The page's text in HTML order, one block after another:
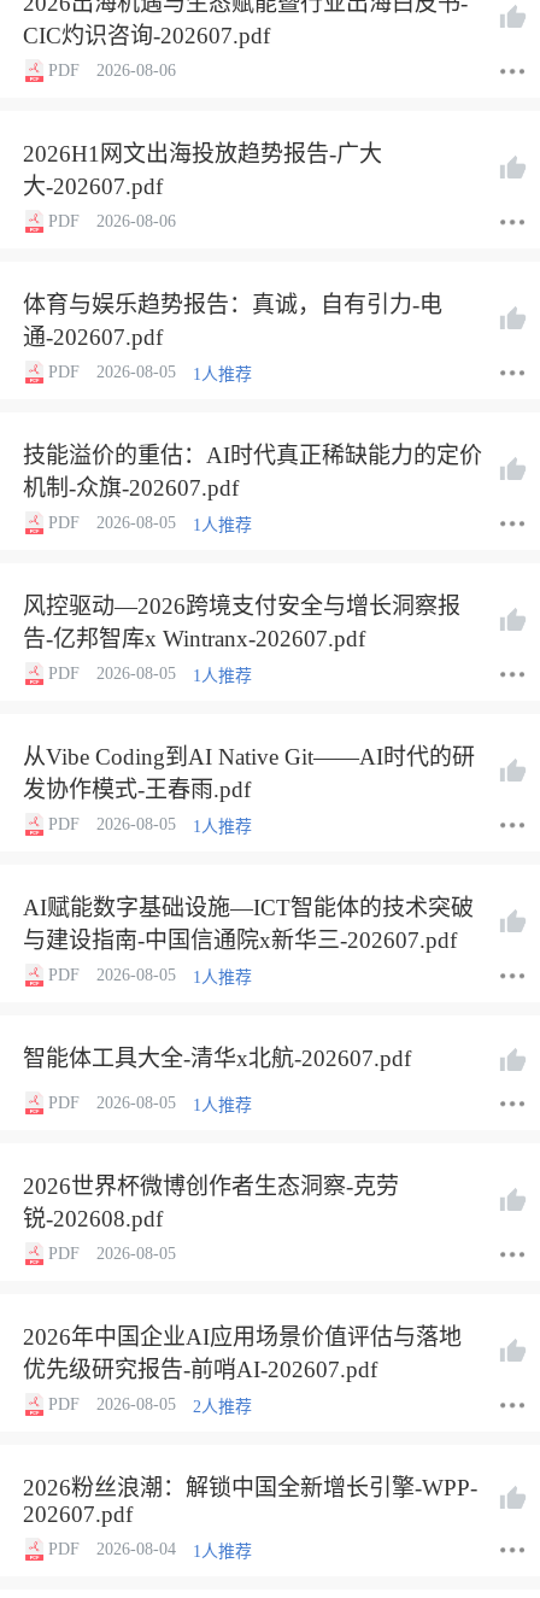
CIC灼识咨询-202607.pdf
PDF 2026-08-06
2026H1网文出海投放趋势报告-广大
大-202607.pdf
PDF 2026-08-06
体育与娱乐趋势报告：真诚，自有引力-电
通-202607.pdf
PDF 2026-08-05 1人推荐
技能溢价的重估：AI时代真正稀缺能力的定价
机制-众旗-202607.pdf
PDF 2026-08-05 1人推荐
风控驱动—2026跨境支付安全与增长洞察报
告-亿邦智库x Wintranx-202607.pdf
PDF 2026-08-05 1人推荐
从Vibe Coding到AI Native Git——AI时代的研
发协作模式-王春雨.pdf
PDF 2026-08-05 1人推荐
AI赋能数字基础设施—ICT智能体的技术突破
与建设指南-中国信通院x新华三-202607.pdf
PDF 2026-08-05 1人推荐
智能体工具大全-清华x北航-202607.pdf
PDF 2026-08-05 1人推荐
2026世界杯微博创作者生态洞察-克劳
锐-202608.pdf
PDF 2026-08-05
2026年中国企业AI应用场景价值评估与落地
优先级研究报告-前哨AI-202607.pdf
PDF 2026-08-05 2人推荐
2026粉丝浪潮：解锁中国全新增长引擎-WPP-
202607.pdf
PDF 2026-08-04 1人推荐